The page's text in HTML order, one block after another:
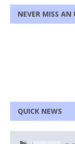
NEVER MISS AN
QUICK NEWS